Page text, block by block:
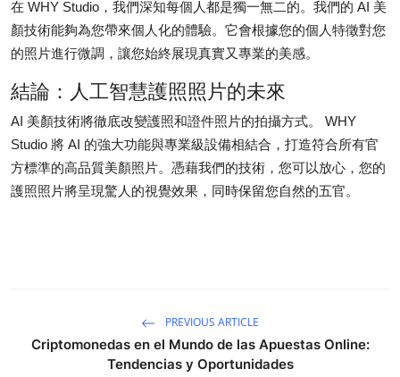
在 WHY Studio，我們深知每個人都是獨一無二的。我們的 AI 美
顏技術能夠為您帶來個人化的體驗。它會根據您的個人特徵對您
的照片進行微調，讓您始終展現真實又專業的美感。
結論：人工智慧護照照片的未來
AI 美顏技術將徹底改變護照和證件照片的拍攝方式。 WHY
Studio 將 AI 的強大功能與專業級設備相結合，打造符合所有官
方標準的高品質美顏照片。憑藉我們的技術，您可以放心，您的
護照照片將呈現驚人的視覺效果，同時保留您自然的五官。
PREVIOUS ARTICLE
Criptomonedas en el Mundo de las Apuestas Online:
Tendencias y Oportunidades